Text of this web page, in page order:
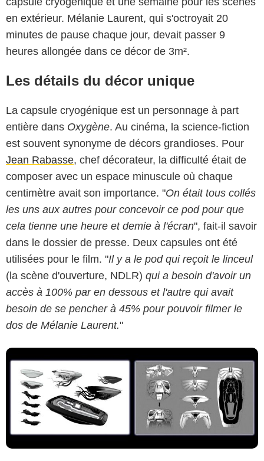
en extérieur. Mélanie Laurent, qui s'octroyait 20
minutes de pause chaque jour, devait passer 9
heures allongée dans ce décor de 3m².
Les détails du décor unique
La capsule cryogénique est un personnage à part
entière dans Oxygène. Au cinéma, la science-fiction
est souvent synonyme de décors grandioses. Pour
Jean Rabasse, chef décorateur, la difficulté était de
composer avec un espace minuscule où chaque
centimètre avait son importance. "On était tous collés
les uns aux autres pour concevoir ce pod pour que
cela tienne une heure et demie à l'écran", fait-il savoir
dans le dossier de presse. Deux capsules ont été
utilisées pour le film. "Il y a le pod qui reçoit le linceul
(la scène d'ouverture, NDLR) qui a besoin d'avoir un
accès à 100% par en dessous et l'autre qui avait
besoin de se pencher à 45% pour pouvoir filmer le
dos de Mélanie Laurent."